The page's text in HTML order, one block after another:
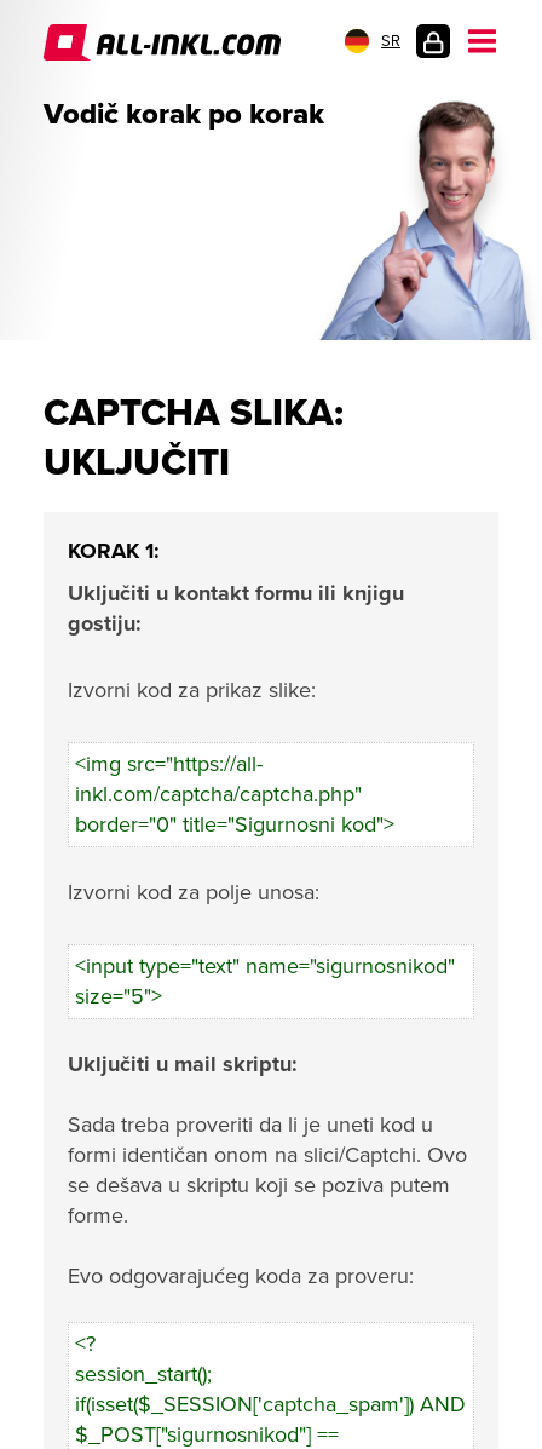
SR
Vodič korak po korak
CAPTCHA SLIKA:
UKLJUČITI
KORAK 1:
Uključiti u kontakt formu ili knjigu
gostiju:
Izvorni kod za prikaz slike:
<img src="https://all-
inkl.com/captcha/captcha.php"
border="0" title="Sigurnosni kod">
Izvorni kod za polje unosa:
<input type="text" name="sigurnosnikod"
size="5">
Uključiti u mail skriptu:
Sada treba proveriti da li je uneti kod u
formi identičan onom na slici/Captchi. Ovo
se dešava u skriptu koji se poziva putem
forme.
Evo odgovarajućeg koda za proveru:
<?
session_start();
if(isset($_SESSION['captcha_spam']) AND
$_POST["sigurnosnikod"] ==